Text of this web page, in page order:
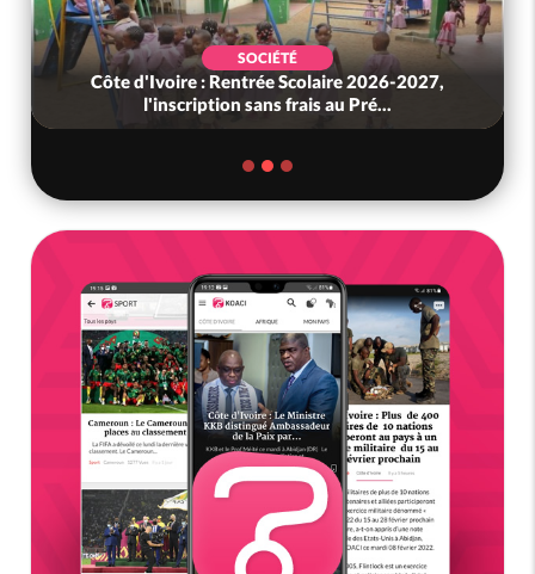
SOCIÉTÉ
Côte d'Ivoire : Rentrée Scolaire 2026-2027,
l'inscription sans frais au Pré...